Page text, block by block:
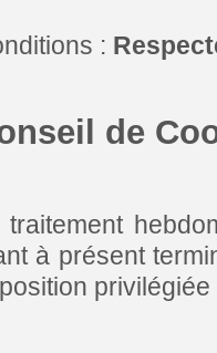
:
de
traitement
à présent